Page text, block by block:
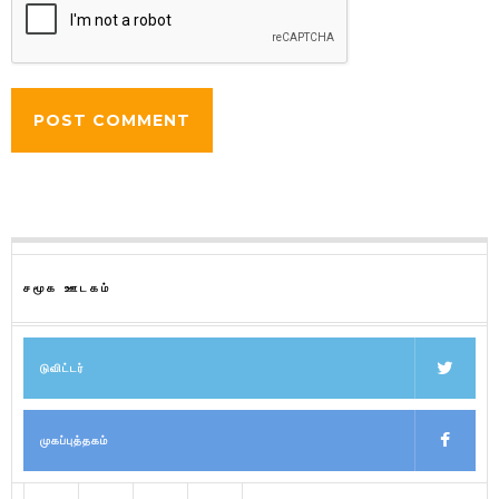
சமூக ஊடகம்
டுவிட்டர்
முகப்புத்தகம்